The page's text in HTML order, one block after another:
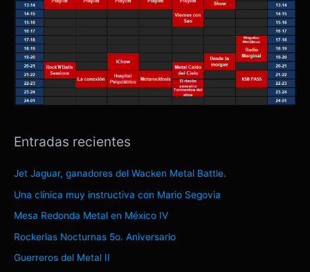
Entradas recientes
Jet Jaguar, ganadores del Wacken Metal Battle.
Una clínica muy instructiva con Mario Segovia
Mesa Redonda Metal en México IV
Rockerias Nocturnas 5o. Aniversario
Guerreros del Metal II